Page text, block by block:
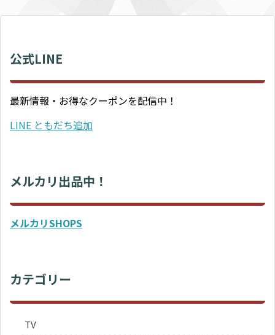
公式LINE
最新情報・お得なクーポンを配信中！
LINE ともだち追加
メルカリ出品中！
メルカリSHOPS
カテゴリー
TV